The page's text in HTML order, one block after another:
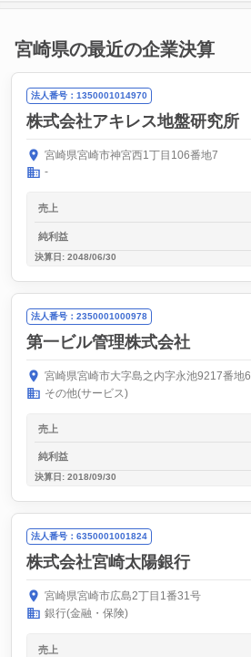
宮崎県の最近の企業決算
法人番号：1350001014970
株式会社アキレス地盤研究所
宮崎県宮崎市神宮西1丁目106番地7
-
売上
純利益
決算日: 2048/06/30
法人番号：2350001000978
第一ビル管理株式会社
宮崎県宮崎市大字島之内字永池9217番地6
その他(サービス)
売上
純利益
決算日: 2018/09/30
法人番号：6350001001824
株式会社宮崎太陽銀行
宮崎県宮崎市広島2丁目1番31号
銀行(金融・保険)
売上